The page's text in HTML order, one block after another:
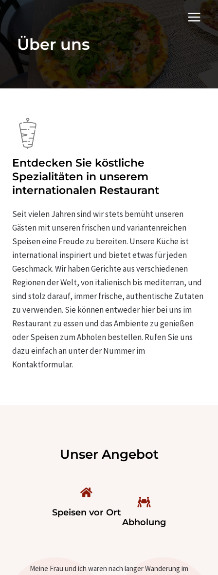
Über uns
Entdecken Sie köstliche
Spezialitäten in unserem
internationalen Restaurant
Seit vielen Jahren sind wir stets bemüht unseren
Gästen mit unseren frischen und variantenreichen
Speisen eine Freude zu bereiten. Unsere Küche ist
international inspiriert und bietet etwas für jeden
Geschmack. Wir haben Gerichte aus verschiedenen
Regionen der Welt, von italienisch bis mediterran, und
sind stolz darauf, immer frische, authentische Zutaten
zu verwenden. Sie können entweder hier bei uns im
Restaurant zu essen und das Ambiente zu genießen
oder Speisen zum Abholen bestellen. Rufen Sie uns
dazu einfach an unter der Nummer im
Kontaktformular.
Unser Angebot
Speisen vor Ort
Abholung
Meine Frau und ich waren nach langer Wanderung im